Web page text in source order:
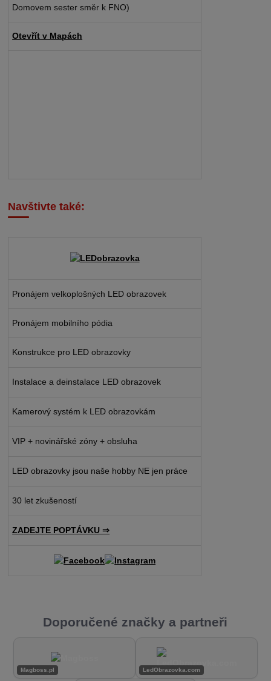
Domovem sester směr k FNO)
Otevřít v Mapách
Navštivte také:
Pronájem velkoplošných LED obrazovek
Pronájem mobilního pódia
Konstrukce pro LED obrazovky
Instalace a deinstalace LED obrazovek
Kamerový systém k LED obrazovkám
VIP + novinářské zóny + obsluha
LED obrazovky jsou naše hobby NE jen práce
30 let zkušeností
ZADEJTE POPTÁVKU ⇒
Doporučené značky a partneři
Magboss.pl LedObrazovka.com